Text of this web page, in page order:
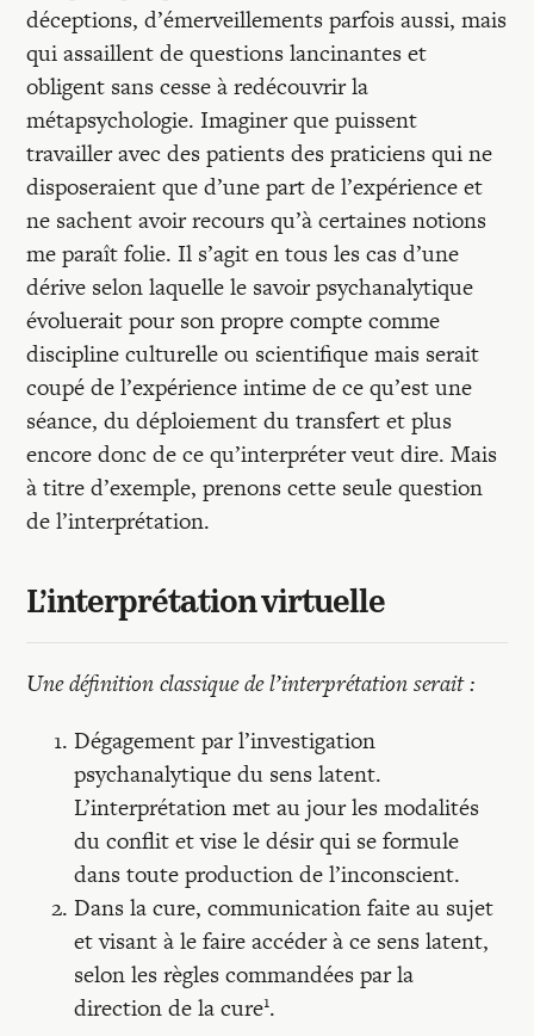
déceptions, d’émerveillements parfois aussi, mais
qui assaillent de questions lancinantes et
obligent sans cesse à redécouvrir la
métapsychologie. Imaginer que puissent
travailler avec des patients des praticiens qui ne
disposeraient que d’une part de l’expérience et
ne sachent avoir recours qu’à certaines notions
me paraît folie. Il s’agit en tous les cas d’une
dérive selon laquelle le savoir psychanalytique
évoluerait pour son propre compte comme
discipline culturelle ou scientifique mais serait
coupé de l’expérience intime de ce qu’est une
séance, du déploiement du transfert et plus
encore donc de ce qu’interpréter veut dire. Mais
à titre d’exemple, prenons cette seule question
de l’interprétation.
L’interprétation virtuelle
Une définition classique de l’interprétation serait :
Dégagement par l’investigation
psychanalytique du sens latent.
L’interprétation met au jour les modalités
du conflit et vise le désir qui se formule
dans toute production de l’inconscient.
Dans la cure, communication faite au sujet
et visant à le faire accéder à ce sens latent,
selon les règles commandées par la
direction de la cure1.